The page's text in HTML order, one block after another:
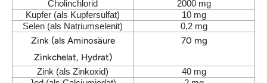
Cholinchlorid
2000 mg
Kupfer (als Kupfersulfat)
10 mg
Selen (als Natriumselenit)
0,2 mg
Zink (als Aminosäure
Zinkchelat, Hydrat)
70 mg
Zink (als Zinkoxid)
40 mg